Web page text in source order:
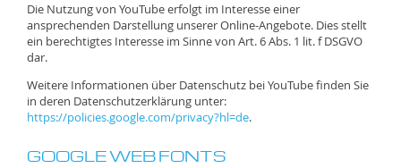
Die Nutzung von YouTube erfolgt im Interesse einer
ansprechenden Darstellung unserer Online-Angebote. Dies stellt
ein berechtigtes Interesse im Sinne von Art. 6 Abs. 1 lit. f DSGVO
dar.
Weitere Informationen über Datenschutz bei YouTube finden Sie
in deren Datenschutzerklärung unter:
https://policies.google.com/privacy?hl=de.
GOOGLE WEB FONTS